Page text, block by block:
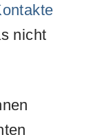
nicht